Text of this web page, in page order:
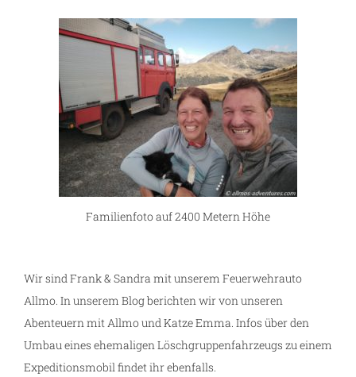
Familienfoto auf 2400 Metern Höhe
Wir sind Frank & Sandra mit unserem Feuerwehrauto
Allmo. In unserem Blog berichten wir von unseren
Abenteuern mit Allmo und Katze Emma. Infos über den
Umbau eines ehemaligen Löschgruppenfahrzeugs zu einem
Expeditionsmobil findet ihr ebenfalls.